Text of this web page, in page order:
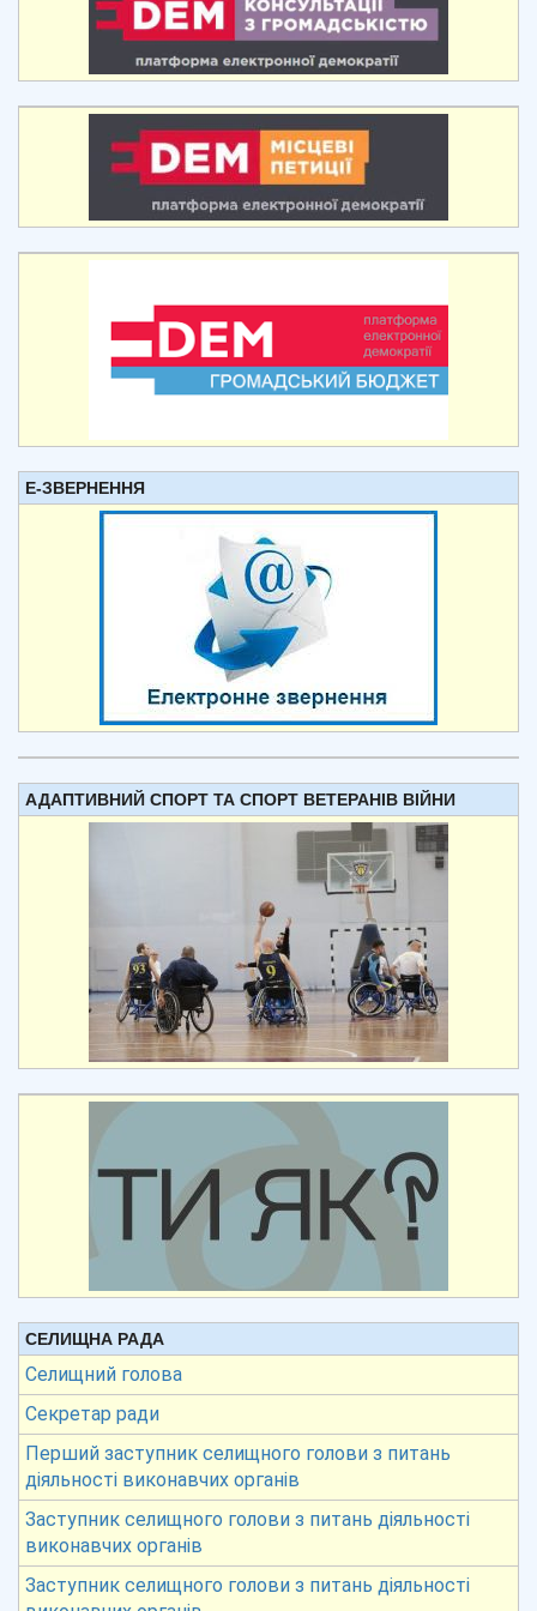
Е-ЗВЕРНЕННЯ
АДАПТИВНИЙ СПОРТ ТА СПОРТ ВЕТЕРАНІВ ВІЙНИ
СЕЛИЩНА РАДА
Селищний голова
Секретар ради
Перший заступник селищного голови з питань
діяльності виконавчих органів
Заступник селищного голови з питань діяльності
виконавчих органів
Заступник селищного голови з питань діяльності